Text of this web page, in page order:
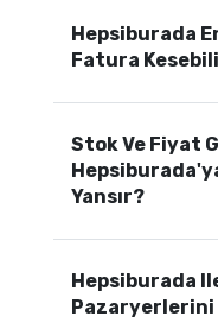
Hepsiburada
Fatura
Stok Ve Fiyat
Yansır?
Hepsiburada
Pazaryerlerini